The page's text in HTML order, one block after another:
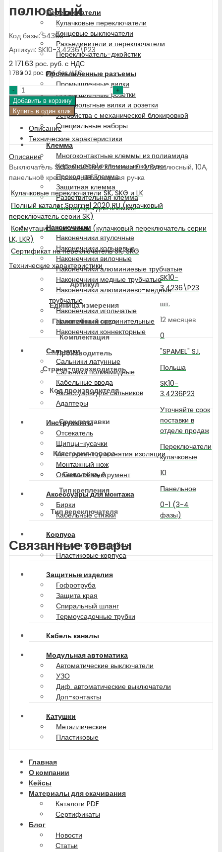
Переключатели
Кулачковые переключатели
Концевые выключатели
Разъединители и переключатели
Переключатель-джойстик
Промышленные разъемы
Промышленные вилки
Промышленные розетки
Низковольтные вилки и розетки
Устройства с механической блокировкой
Специальные наборы
Клемма
Многоконтактные клеммы из полиамида
Керамические клеммные колодки
Проходная клемма
Защитная клемма
Разветвительная клемма
Аксессуары для клеммы
Наконечники
Наконечники втулочные
Наконечники кольцевые
Наконечники вилочные
Наконечники алюминиевые трубчатые
Наконечники медные трубчатые
Наконечники алюминиево-медные
трубчатые
Наконечники игольчатые
Наконечники соединительные
Наконечники коннекторные
Сальники
Сальники латунные
Сальники полиамидные
Кабельные ввода
Аксессуары для сальников
Адаптеры
Инструменты
Отсекатель
Щипцы-кусачки
Инструмент для снятия изоляции
Монтажный нож
Обжимной инструмент
Аксессуары для монтажа
Бирки
Кабельные стяжки
Корпуса
Корпуса для устройств
Пластиковые корпуса
Защитные изделия
Гофротруба
Защита края
Спиральный шланг
Термоусадочные трубки
Кабель каналы
Модульная автоматика
Автоматические выключатели
УЗО
Диф. автоматические выключатели
Доп-контакты
Катушки
Металлические
Пластиковые
Главная
О компании
Кейсы
Материалы для скачивания
Каталоги PDF
Сертификаты
Блог
Новости
Статьи
полюсный
Код базы: 54363
Артикул: SK10-3.4236\P23
2 171.63 рос. руб. с НДС
1 780.02рос. руб.без НДС
Количество
товара
Выключатель
3.4236\P23
схема
1,
полюсный
Добавить в корзину
Купить в один клик
Описание
Технические характеристики
Описание
Выключатель SK10-3.4236\P23 схема 0-1, 6-полюсный, 10А,
панельное крепление, IP65, черная ручка
Кулачковые переключатели SK, SKG и LK
Полный каталог Spamel 2020 RU (кулачковый
переключатель серии SK)
Коммутационные схемы (кулачковый переключатель серии
LK, LKR)
Сертификат на переключатель SK, SKG
Технические характеристики
Артикул
SK10-
3.4236\P23
Единица измерения
шт.
Гарантийный срок
12 месяцев
Комплектация
0
Производитель
"SPAMEL" S.I.
Страна-производитель
Польша
Код производителя
SK10-
3.4236P23
Срок поставки
Уточняйте срок
поставки в
отделе продаж
Категория товара
Переключатели
кулачковые
Сила тока, А
10
Тип крепления
Панельное
Тип переключателя
0-1 (3-4
фазы)
Связанные товары